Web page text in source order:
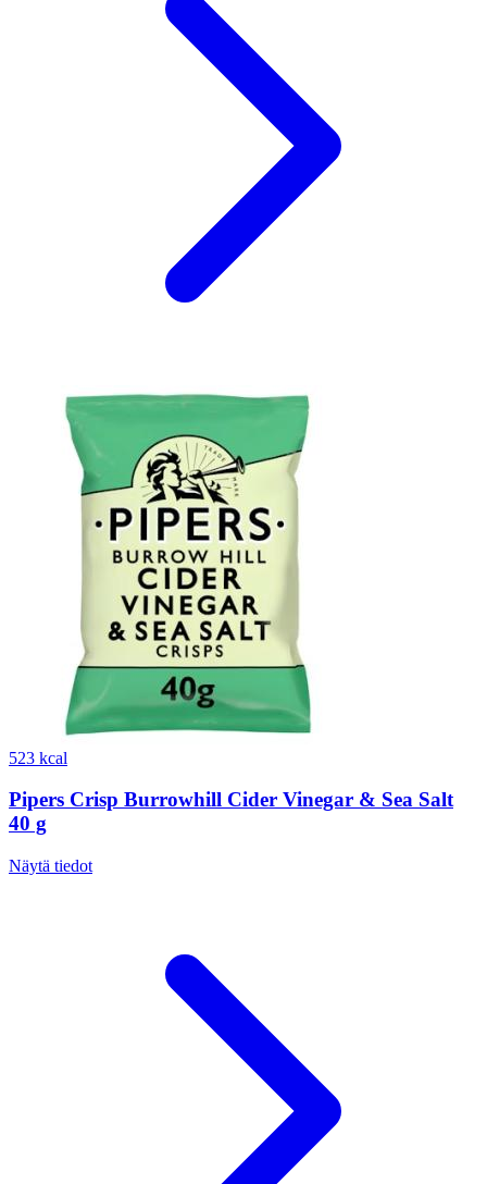
523 kcal
Pipers Crisp Burrowhill Cider Vinegar & Sea Salt
40 g
Näytä tiedot